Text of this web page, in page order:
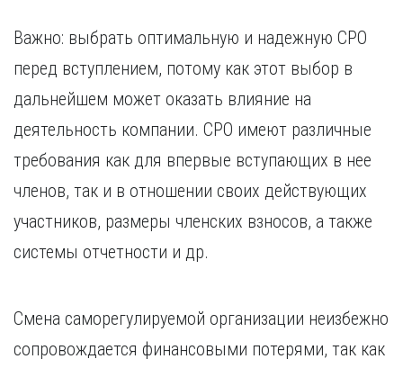
Важно: выбрать оптимальную и надежную СРО
перед вступлением, потому как этот выбор в
дальнейшем может оказать влияние на
деятельность компании. СРО имеют различные
требования как для впервые вступающих в нее
членов, так и в отношении своих действующих
участников, размеры членских взносов, а также
системы отчетности и др.
Смена саморегулируемой организации неизбежно
сопровождается финансовыми потерями, так как